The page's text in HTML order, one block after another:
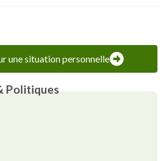
une situation personnelle
Politiques